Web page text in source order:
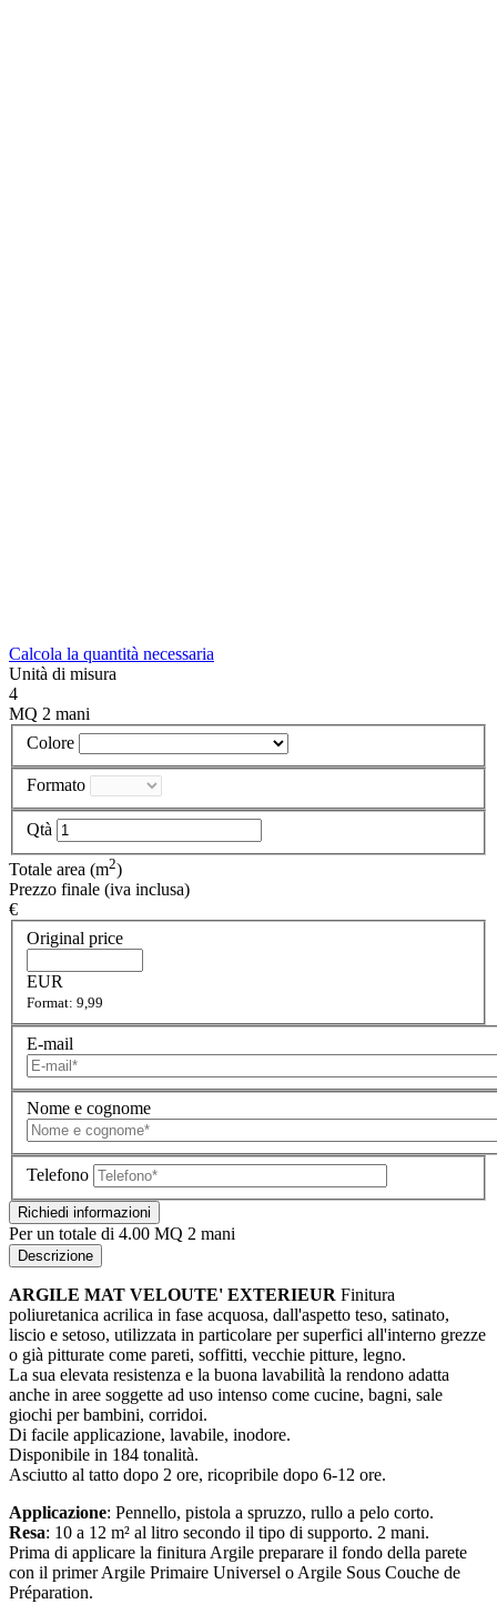
Calcola la quantità necessaria
Unità di misura
4
MQ 2 mani
Colore
Formato
Qtà
Totale area (m2)
Prezzo finale (iva inclusa)
€
Original price
EUR
Format: 9,99
E-mail
Nome e cognome
Telefono
Richiedi informazioni
Per un totale di 4.00 MQ 2 mani
Descrizione
ARGILE MAT VELOUTE' EXTERIEUR Finitura
poliuretanica acrilica in fase acquosa, dall'aspetto teso, satinato,
liscio e setoso, utilizzata in particolare per superfici all'interno grezze
o già pitturate come pareti, soffitti, vecchie pitture, legno.
La sua elevata resistenza e la buona lavabilità la rendono adatta
anche in aree soggette ad uso intenso come cucine, bagni, sale
giochi per bambini, corridoi.
Di facile applicazione, lavabile, inodore.
Disponibile in 184 tonalità.
Asciutto al tatto dopo 2 ore, ricopribile dopo 6-12 ore.
Applicazione: Pennello, pistola a spruzzo, rullo a pelo corto.
Resa: 10 a 12 m² al litro secondo il tipo di supporto. 2 mani.
Prima di applicare la finitura Argile preparare il fondo della parete
con il primer Argile Primaire Universel o Argile Sous Couche de
Préparation.